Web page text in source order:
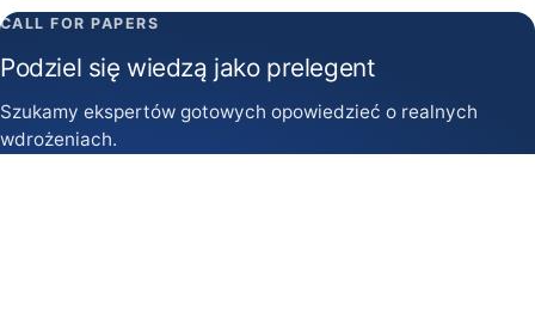
CALL FOR PAPERS
Podziel się wiedzą jako prelegent
Szukamy ekspertów gotowych opowiedzieć o realnych
wdrożeniach.